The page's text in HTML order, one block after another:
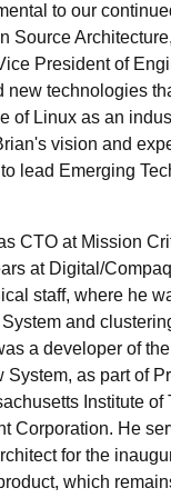
to our
Source
President of
new technologies
of Linux as an
vision and
lead Emerging
CTO at Mission
at Digital/
staff, where he
and
a developer of
System, as part of
Institute of
Corporation. He
for the
which